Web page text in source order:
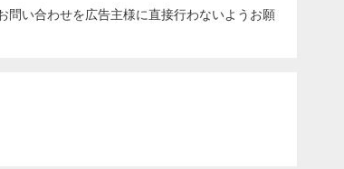
問い合わせを広告主様に直接行わないようお願